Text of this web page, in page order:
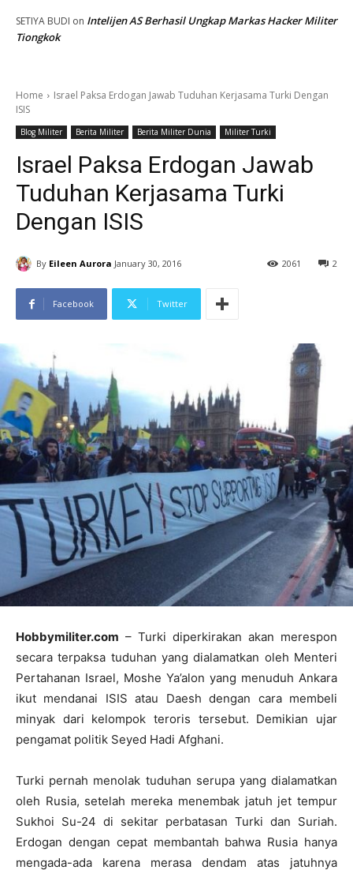
SETIYA BUDI on Intelijen AS Berhasil Ungkap Markas Hacker Militer
Tiongkok